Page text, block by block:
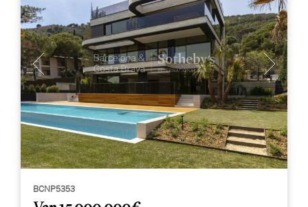
BCNP5353